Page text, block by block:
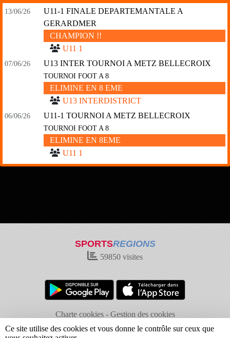
13/06/26
U11-1 FINALE DEPARTEMANTALE A
GERARDMER
CHAMPION !!
U11 1
07/06/26 U13 INTER TOURNOI A METZ BELLECROIX
TOURNOI FOOT A 8
ELIMINE EN 8 EME
U13 INTERDISTRICT
06/06/26 U11-1 TOURNOI A METZ BELLECROIX
TOURNOI FOOT A 8
ELIMINE EN 8EME
U11 1
SPORTSREGIONS
59850 visites
Charte cookies
Gestion des cookies
Informations légales
Signaler un contenu inapproprié
Ce site utilise des cookies et vous donne le contrôle sur ceux que